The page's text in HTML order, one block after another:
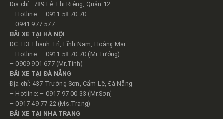
Địa chỉ: 789 Lê Thị Riêng, Quận 12
– Hotline: – 0911 58 70 70
– 0941 977 577
BÃI XE TẠI HÀ NỘI
ĐC: H3 Thanh Trì, Lĩnh Nam, Hoàng Mai
– Hotline: – 0911 58 70 70 (Mr.Tưởng)
– 0909 901 677 (Mr.Tính)
BÃI XE TẠI ĐÀ NẴNG
Địa chỉ: 437 Trường Sơn, Cẩm Lệ, Đà Nẵng
– Hotline: – 0917 97 00 33 (Mr.Sơn)
– 0917 49 77 22 (Ms.Trang)
BÃI XE TẠI NHA TRANG